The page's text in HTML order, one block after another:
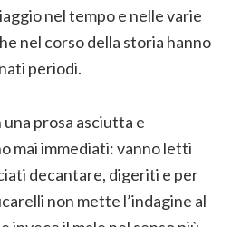
nel tempo e nelle varie
nel corso della storia hanno
periodi.
prosa asciutta e
mai immediati: vanno letti
decantare, digeriti e per
non mette l’indagine al